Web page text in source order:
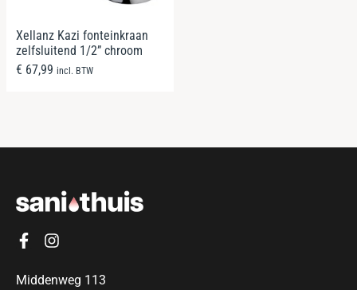
Xellanz Kazi fonteinkraan
zelfsluitend 1/2” chroom
€ 67,99 incl. BTW
Middenweg 113